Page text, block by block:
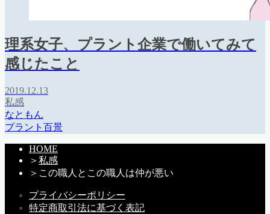
理系女子、プラント企業で働いてみて
感じたこと
2019.12.13
私感
なともん
プラント百景
HOME
＞ 私感
＞ この職人とこの職人は仲が悪い
プライバシーポリシー
特定商取引法に基づく表記